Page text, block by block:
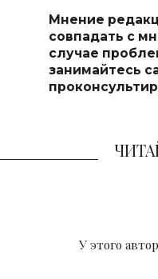
Мнение
совпадать с
случае
занимайтесь
У этого